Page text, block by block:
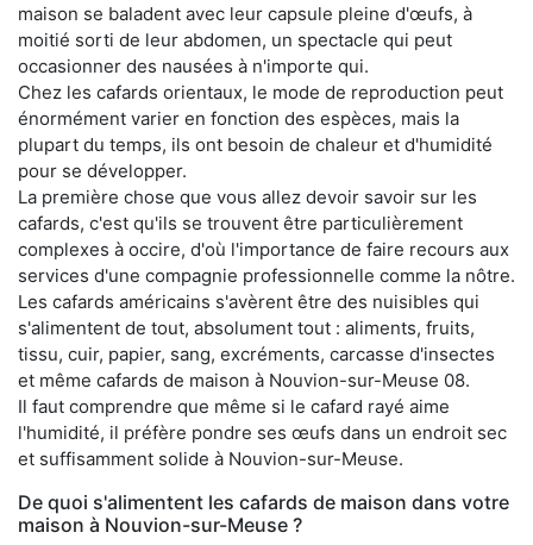
maison se baladent avec leur capsule pleine d'œufs, à
moitié sorti de leur abdomen, un spectacle qui peut
occasionner des nausées à n'importe qui.
Chez les cafards orientaux, le mode de reproduction peut
énormément varier en fonction des espèces, mais la
plupart du temps, ils ont besoin de chaleur et d'humidité
pour se développer.
La première chose que vous allez devoir savoir sur les
cafards, c'est qu'ils se trouvent être particulièrement
complexes à occire, d'où l'importance de faire recours aux
services d'une compagnie professionnelle comme la nôtre.
Les cafards américains s'avèrent être des nuisibles qui
s'alimentent de tout, absolument tout : aliments, fruits,
tissu, cuir, papier, sang, excréments, carcasse d'insectes
et même cafards de maison à Nouvion-sur-Meuse 08.
Il faut comprendre que même si le cafard rayé aime
l'humidité, il préfère pondre ses œufs dans un endroit sec
et suffisamment solide à Nouvion-sur-Meuse.
De quoi s'alimentent les cafards de maison dans votre
maison à Nouvion-sur-Meuse ?